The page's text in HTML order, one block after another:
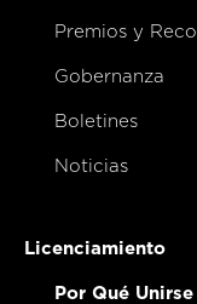
Premios y
Gobernanza
Boletines
Noticias
Licenciamiento
Por Qué Unirse